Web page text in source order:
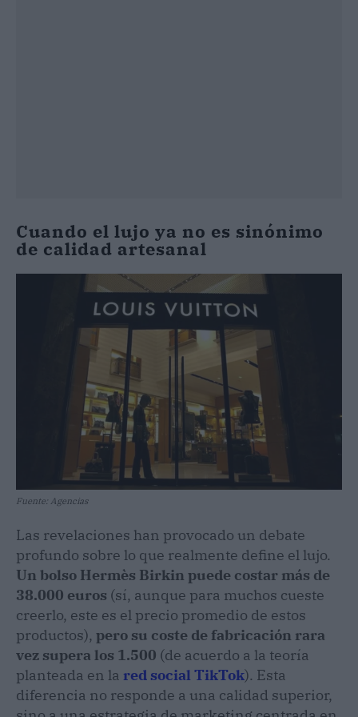
Cuando el lujo ya no es sinónimo
de calidad artesanal
Fuente: Agencias
Las revelaciones han provocado un debate
profundo sobre lo que realmente define el lujo.
Un bolso Hermès Birkin puede costar más de
38.000 euros (sí, aunque para muchos cueste
creerlo, este es el precio promedio de estos
productos), pero su coste de fabricación rara
vez supera los 1.500 (de acuerdo a la teoría
planteada en la red social TikTok). Esta
diferencia no responde a una calidad superior,